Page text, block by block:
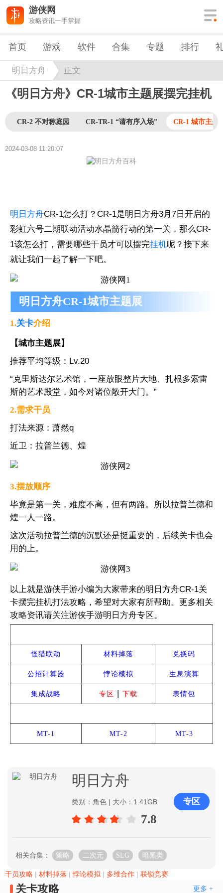
游侠网
攻略资讯一手掌握
首页 游戏 软件 合集 专题 排行
明日方舟 正文
《明日方舟》CR-1城市主题展摆完挂机
CR-2 不对称庭园 CR-TR-1 “请有序入场” CR-1 城市主题
2024-03-08 11:20:07
明日方舟CR-1怎么打？CR-1是明日方舟3月7日开启的
彩虹六号二期联动活动水晶箭行动的第一关，那么CR-
1该怎么打，需要哪些干员才可以摆完挂机呢？接下来
就让我们一起了解一下吧。
明日方舟CR-1城市主题展
1.关卡介绍
【城市主题展】
推荐平均等级：Lv.20
“克里斯达尔艺术馆，一座放眼整片大地、扎根多索雷
斯的艺术殿堂，如今对诸位敞开大门。”
2.需求干员
打法来源：萧然q
近卫：拉普兰德、煌
3.摆放顺序
毕竟是第一关，难度不高，但有两路。所以拉普兰德和
煌一人一路。
这次活动拉普兰德的沉默还是挺重要的，后续关卡也会
用的上。
以上就是游侠手游小编为大家带来的明日方舟CR-1关
卡摆完挂机打法攻略，希望对大家有所帮助。更多相关
攻略资讯请关注游侠手游明日方舟专区。
怪猎联动 材料掉落 兑换码
公招计算器 悖论模拟 生息演算
集成战略 专区 | 下载 表情包
MT-1 MT-2 MT-3
明日方舟
类别：角色 | 大小：1.41GB
7.8
专区
相关合集： 策略 二次元 SLG 暗黑类
干员攻略 | 材料掉落 |悖论模拟 | 多维合作 | 联锁竞赛
关卡攻略 更多 +